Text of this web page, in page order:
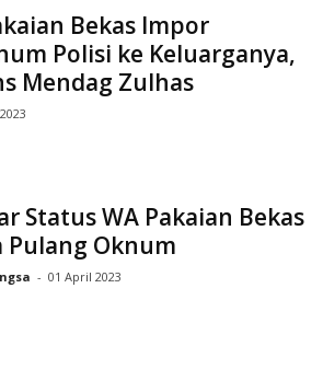
Bekas Impor
Polisi ke Keluarganya,
Mendag Zulhas
Status WA Pakaian Bekas
Pulang Oknum
- 01 April 2023